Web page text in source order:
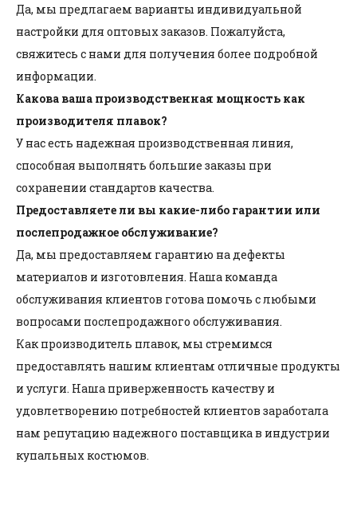
Да, мы предлагаем варианты индивидуальной
настройки для оптовых заказов. Пожалуйста,
свяжитесь с нами для получения более подробной
информации.
Какова ваша производственная мощность как
производителя плавок?
У нас есть надежная производственная линия,
способная выполнять большие заказы при
сохранении стандартов качества.
Предоставляете ли вы какие-либо гарантии или
послепродажное обслуживание?
Да, мы предоставляем гарантию на дефекты
материалов и изготовления. Наша команда
обслуживания клиентов готова помочь с любыми
вопросами послепродажного обслуживания.
Как производитель плавок, мы стремимся
предоставлять нашим клиентам отличные продукты
и услуги. Наша приверженность качеству и
удовлетворению потребностей клиентов заработала
нам репутацию надежного поставщика в индустрии
купальных костюмов.